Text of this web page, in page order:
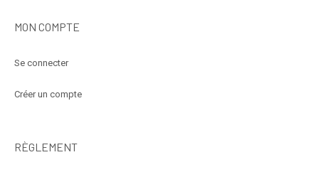
MON COMPTE
Se connecter
Créer un compte
RÈGLEMENT